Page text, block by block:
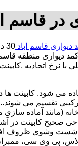
در قاسم
دیواری قاسم اباد
دیواری منطقه
نرخ اتحادیه
شود. کابینت ها
تقسیم می
(مانند آماده
صحیح کابینت در
شست وشوی ظروف
پی وی سی،